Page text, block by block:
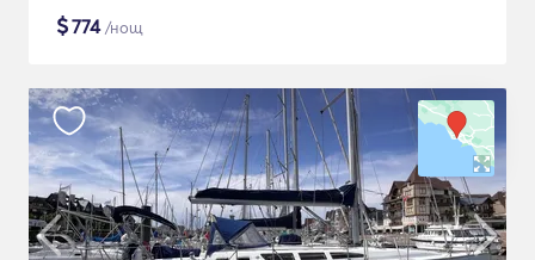
$774/нощ